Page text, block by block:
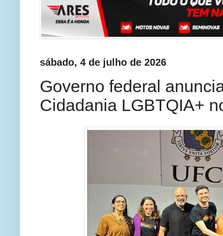
sábado, 4 de julho de 2026
Governo federal
Cidadania LGBTQIA+